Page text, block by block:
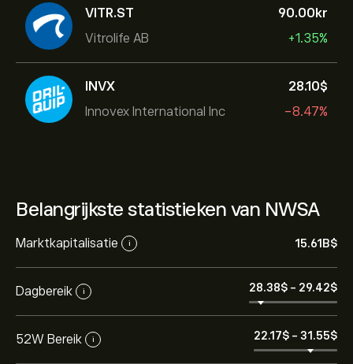
VITR.ST
Vitrolife AB
90.00‎kr‎
+1.35%
INVX
Innovex International Inc
28.10‎$‎
-8.47%
Belangrijkste statistieken van NWSA
Marktkapitalisatie i 15.61B‎$‎
Dagbereik i 28.38‎$‎ - 29.42‎$‎
52W Bereik i 22.17‎$‎ - 31.55‎$‎